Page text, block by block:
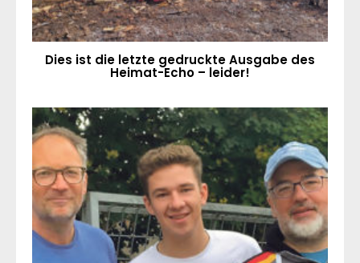
Dies ist die letzte gedruckte Ausgabe des
Heimat-Echo – leider!